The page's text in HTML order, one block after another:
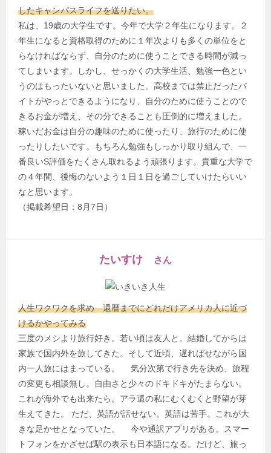
したキャンパスライフを送りたい。
私は、19歳の大学生です。今年で大学２年生になります。２
年生になると資格取得のために１年次よりも多くの単位をと
らなければならず、自分のために使うことできる時間が減っ
てしまいます。しかし、せっかくの大学生活、勉強一色とい
うのはもったいないと思いました。高校までは禁止だったバ
イトがやっとできるようになり、自分のために使うことので
きるお金が増え、その分できることも圧倒的に増えました。
稼いだお金は自分の趣味のために使ったり、旅行のために使
ったりしたいです。もちろん勉強もしっかり取り組んで、一
番良いS評価をたくさん取れるよう頑張ります。貴重な大学で
の４年間、後悔のないよう１日１日を過ごしていけたらいい
なと思います。
（掲載希望日：8月7日）
たいすけ さん
人生ワクワクを求め 還暦までにどれだけアメリカ人に近づ
けるかやってみる
三度のメシより旅行好き。若い頃は友人と。結婚してからは
家族で国内外を旅してきた。そして近頃、遅ればせながら国
内一人旅にはまっている。 気分次第で行き先を決め、旅程
の変更も相談無し。自由さと少々のドキドキがたまらない。
これが海外でも出来たら。アラ還の私にむくむくと野望が芽
生えてきた。 ただ、英語が話せない。英語は苦手。これが大
きな足かせとなっていた。 今や通訳アプリがある。スマー
トフォンをかざせば駅の表示も日本語になる。だけど、旅っ